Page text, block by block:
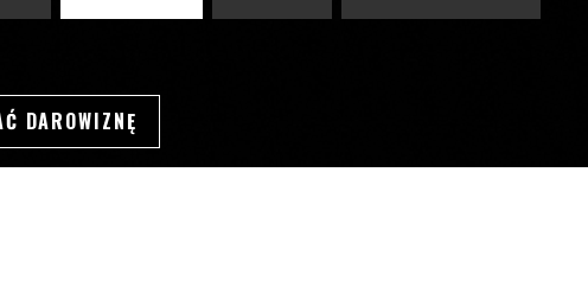
DAROWIZNĘ
SWSDSD